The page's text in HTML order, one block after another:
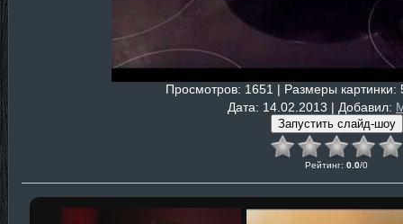
Просмотров: 1651 | Размеры картинки:
Дата: 14.02.2013 | Добавил:
Рейтинг: 0.0/0